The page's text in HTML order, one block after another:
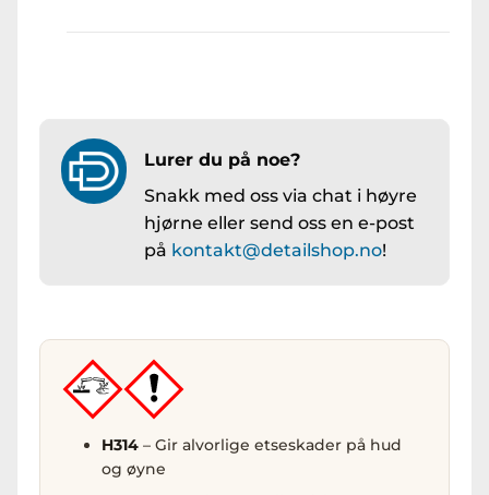
Lurer du på noe?
Snakk med oss via chat i høyre
hjørne eller send oss en e-post
på kontakt@detailshop.no!
H314 – Gir alvorlige etseskader på hud
og øyne